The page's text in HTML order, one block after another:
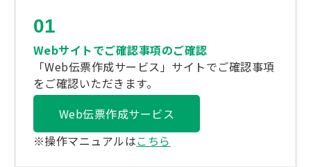
01
Webサイトでご確認事項のご確認
「Web伝票作成サービス」サイトでご確認事項
をご確認いただきます。
Web伝票作成サービス
※操作マニュアルはこちら